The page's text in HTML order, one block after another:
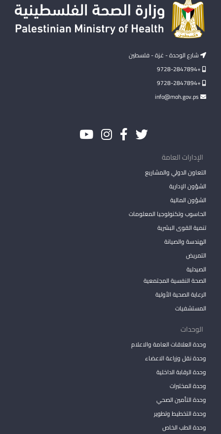
شارع الوحدة - غزة - فلسطين
+9728-2847894
+9728-2847894
الإدارات العامة
التعاون الدولي والمشاريع
الشؤون الإدارية
الشؤون المالية
الحاسوب وتكنولوجيا المعلومات
تنمية القوى البشرية
الهندسة والصيانة
التمريض
الصيدلية
الصحة النفسية المجتمعية
الرعاية الصحية الأولية
المستشفيات
الوحدات
وحدة العلاقات العامة والاعلام
وحدة نقل وزراعة الاعضاء
وحدة الرقابة الداخلية
وحدة المختبرات
وحدة التأمين الصحي
وحدة التخطيط وتطوير
وحدة الطب الخاص